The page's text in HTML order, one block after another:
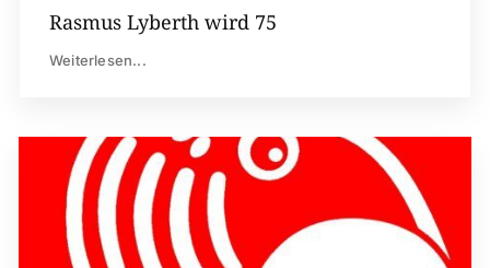
Rasmus Lyberth wird 75
Weiterlesen...